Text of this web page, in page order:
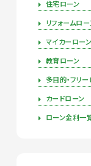
住宅ローン
リフォームロー
マイカーローン
教育ローン
多目的・フリ
カードローン
ローン金利一